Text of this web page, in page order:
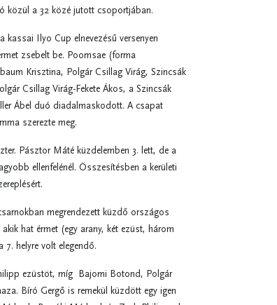
közül a 32 közé jutott csoportjában.
kassai Ilyo Cup elnevezésű versenyen
zsebelt be. Poomsae (forma
Krisztina, Polgár Csillag Virág, Szincsák
Csillag Virág-Fekete Ákos, a Szincsák
Ábel duó diadalmaskodott. A csapat
szerezte meg.
Pásztor Máté küzdelemben 3. lett, de a
ellenfelénél. Összesítésben a kerületi
megrendezett küzdő országos
hat érmet (egy arany, két ezüst, három
helyre volt elegendő.
ezüstöt, míg Bajomi Botond, Polgár
Bíró Gergő is remekül küzdött egy igen